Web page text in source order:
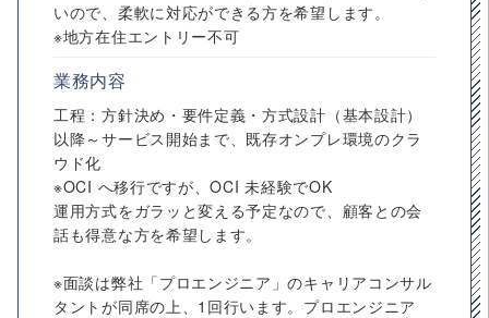
いので、柔軟に対応ができる方を希望します。
※地方在住エントリー不可
業務内容
工程：方針決め・要件定義・方式設計（基本設計）
以降～サービス開始まで、既存オンプレ環境のクラ
ウド化
※OCI へ移行ですが、OCI 未経験でOK
運用方式をガラッと変える予定なので、顧客との会
話も得意な方を希望します。
※面談は弊社「プロエンジニア」のキャリアコンサル
タントが同席の上、1回行います。プロエンジニア